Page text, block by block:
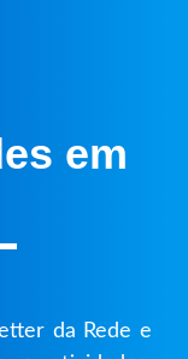
em
da Rede e